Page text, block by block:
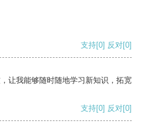
支持[0] 反对[0]
让我能够随时随地学习新知识，拓宽
支持[0] 反对[0]